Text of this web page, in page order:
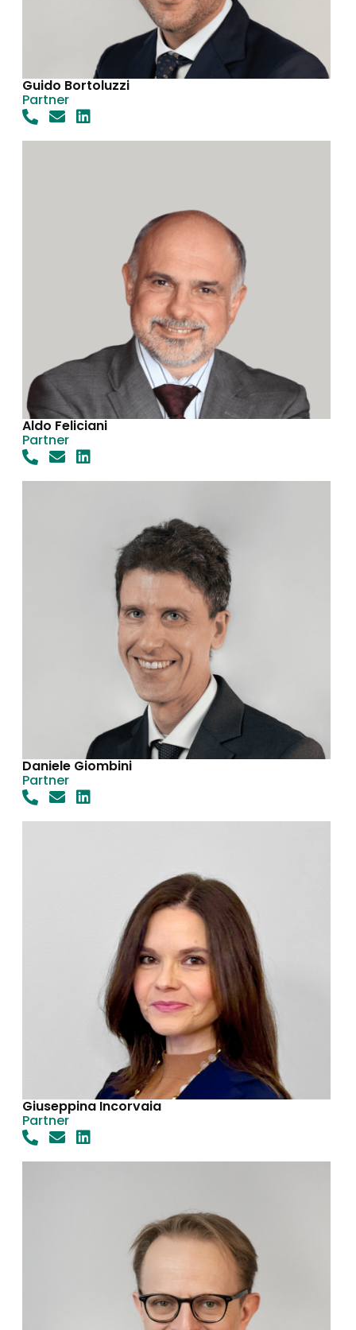
Guido Bortoluzzi
Partner
Aldo Feliciani
Partner
Daniele Giombini
Partner
Giuseppina Incorvaia
Partner